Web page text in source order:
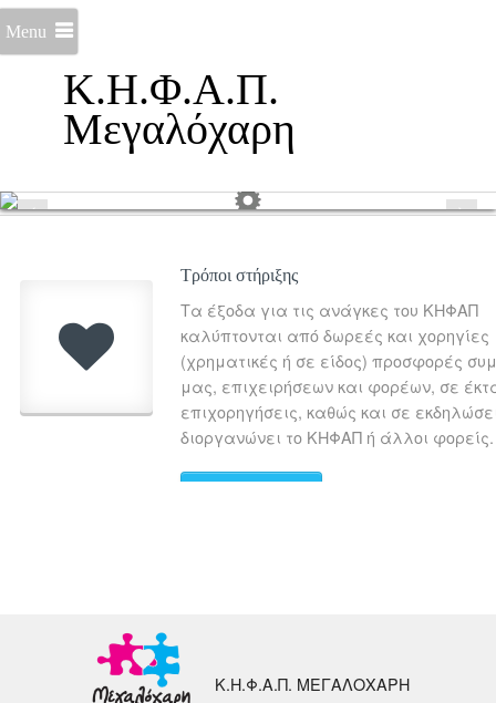
Κ.Η.Φ.Α.Π.
Μεγαλόχαρη
Menu
Τρόποι στήριξης
Τα έξοδα για τις ανάγκες του ΚΗΦΑΠ
καλύπτονται από δωρεές και χορηγίες
(χρηματικές ή σε είδος) προσφορές
μας, επιχειρήσεων και φορέων, σε
επιχορηγήσεις, καθώς και σε
διοργανώνει το ΚΗΦΑΠ ή άλλοι φορείς.
Κ.Η.Φ.Α.Π. ΜΕΓΑΛΟΧΑΡΗ